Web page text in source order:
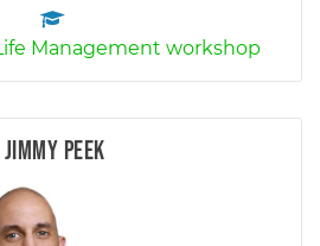
Management workshop
Jimmy Peek